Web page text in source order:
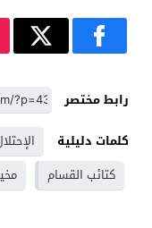
رابط مختصر
كلمات دليلية
كتائب القسام